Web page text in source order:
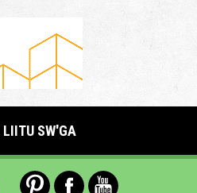
LIITU SW'GA